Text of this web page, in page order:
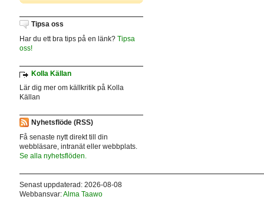
Tipsa oss
Har du ett bra tips på en länk? Tipsa
oss!
Kolla Källan
Lär dig mer om källkritik på Kolla
Källan
Nyhetsflöde (RSS)
Få senaste nytt direkt till din
webbläsare, intranät eller webbplats.
Se alla nyhetsflöden.
Senast uppdaterad: 2026-08-08
Webbansvar:Alma Taawo